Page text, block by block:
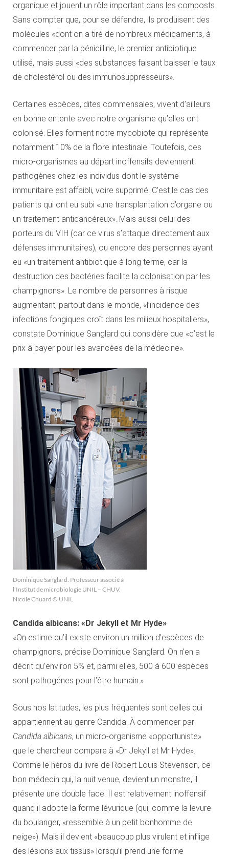
organique et jouent un rôle important dans les composts.
Sans compter que, pour se défendre, ils produisent des
molécules «dont on a tiré de nombreux médicaments, à
commencer par la pénicilline, le premier antibiotique
utilisé, mais aussi «des substances faisant baisser le taux
de cholestérol ou des immunosuppresseurs».
Certaines espèces, dites commensales, vivent d’ailleurs
en bonne entente avec notre organisme qu’elles ont
colonisé. Elles forment notre mycobiote qui représente
notamment 10% de la flore intestinale. Toutefois, ces
micro-organismes au départ inoffensifs deviennent
pathogènes chez les individus dont le système
immunitaire est affaibli, voire supprimé. C’est le cas des
patients qui ont eu subi «une transplantation d’organe ou
un traitement anticancéreux». Mais aussi celui des
porteurs du VIH (car ce virus s’attaque directement aux
défenses immunitaires), ou encore des personnes ayant
eu «un traitement antibiotique à long terme, car la
destruction des bactéries facilite la colonisation par les
champignons». Le nombre de personnes à risque
augmentant, partout dans le monde, «l’incidence des
infections fongiques croît dans les milieux hospitaliers»,
constate Dominique Sanglard qui considère que «c’est le
prix à payer pour les avancées de la médecine».
Dominique Sanglard. Professeur associé à
l’Institut de microbiologie UNIL – CHUV.
Nicole Chuard © UNIL
Candida albicans: «Dr Jekyll et Mr Hyde»
«On estime qu’il existe environ un million d’espèces de
champignons, précise Dominique Sanglard. On n’en a
décrit qu’environ 5% et, parmi elles, 500 à 600 espèces
sont pathogènes pour l’être humain.»
Sous nos latitudes, les plus fréquentes sont celles qui
appartiennent au genre Candida. À commencer par
Candida albicans, un micro-organisme «opportuniste»
que le chercheur compare à «Dr Jekyll et Mr Hyde».
Comme le héros du livre de Robert Louis Stevenson, ce
bon médecin qui, la nuit venue, devient un monstre, il
présente une double face. Il est relativement inoffensif
quand il adopte la forme lévurique (qui, comme la levure
du boulanger, «ressemble à un petit bonhomme de
neige»). Mais il devient «beaucoup plus virulent et inflige
des lésions aux tissus» lorsqu’il prend une forme